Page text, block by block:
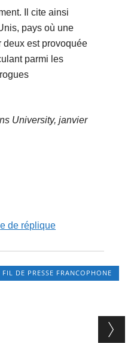
Il cite ainsi
pays où une
est provoquée
parmi les
University, janvier
de réplique
DE PRESSE FRANCOPHONE